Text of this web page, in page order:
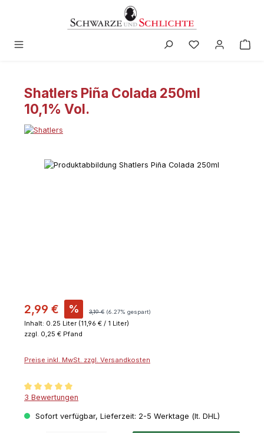
Shatlers Piña Colada 250ml
10,1% Vol.
Bildergalerie überspringen
2,99 € % 3,19 € (6.27% gespart)
Inhalt: 0.25 Liter (11,96 € / 1 Liter)
zzgl. 0,25 € Pfand
Preise inkl. MwSt. zzgl. Versandkosten
Durchschnittliche Bewertung von 5 von 5 Sternen
3 Bewertungen
Sofort verfügbar, Lieferzeit: 2-5 Werktage (lt. DHL)